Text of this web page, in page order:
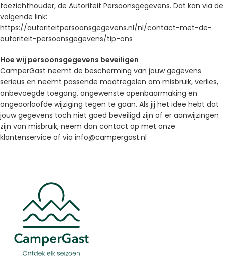
toezichthouder, de Autoriteit Persoonsgegevens. Dat kan via de
volgende link:
https://autoriteitpersoonsgegevens.nl/nl/contact-met-de-
autoriteit-persoonsgegevens/tip-ons
Hoe wij persoonsgegevens beveiligen
CamperGast neemt de bescherming van jouw gegevens
serieus en neemt passende maatregelen om misbruik, verlies,
onbevoegde toegang, ongewenste openbaarmaking en
ongeoorloofde wijziging tegen te gaan. Als jij het idee hebt dat
jouw gegevens toch niet goed beveiligd zijn of er aanwijzingen
zijn van misbruik, neem dan contact op met onze
klantenservice of via info@campergast.nl